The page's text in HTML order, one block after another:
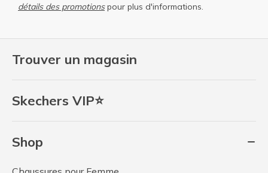
Trouver un magasin
Skechers VIP⭐
Shop
détails des promotionspour plus d'informations.